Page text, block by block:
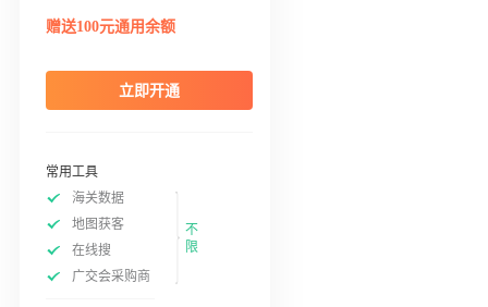
赠送100元通用余额
立即开通
常用工具
海关数据
地图获客
在线搜
广交会采购商
不
限